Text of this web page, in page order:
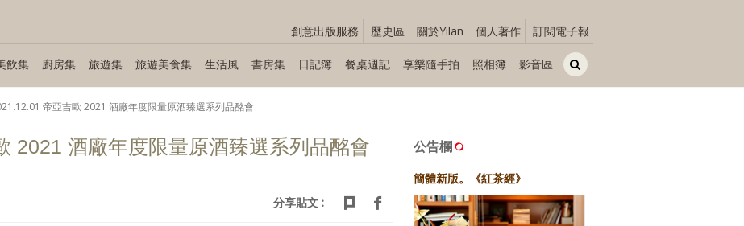
創意出版服務 歷史區 關於Yilan 個人著作 訂閱電子報
飲集 廚房集 旅遊集 旅遊美食集 生活風 書房集 日記簿 餐桌週記 享樂隨手拍 照相簿 影音區
帝亞吉歐 2021 酒廠年度限量原酒臻選系列品酩會
2021 酒廠年度限量原酒臻選系列品酩會
分享貼文 :
公告欄
簡體新版。《紅茶經》